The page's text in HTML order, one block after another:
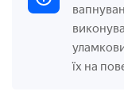
їх на